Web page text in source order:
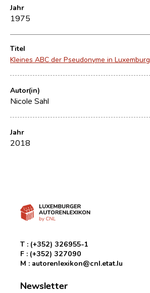
Jahr
1975
Titel
Kleines ABC der Pseudonyme in Luxemburg
Autor(in)
Nicole Sahl
Jahr
2018
T : (+352) 326955-1
F : (+352) 327090
M : autorenlexikon@cnl.etat.lu
Newsletter